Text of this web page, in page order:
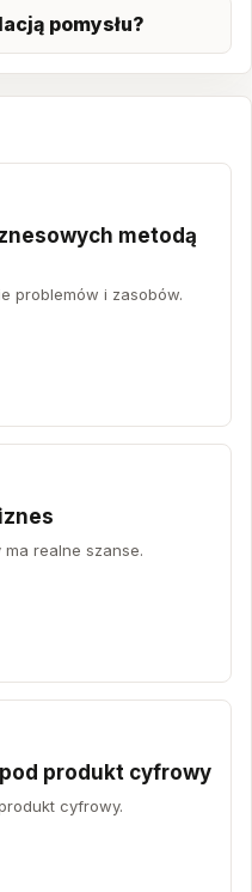
pomysłu?
metodą
problemów i zasobów.
ma realne szanse.
produkt cyfrowy
cyfrowy.